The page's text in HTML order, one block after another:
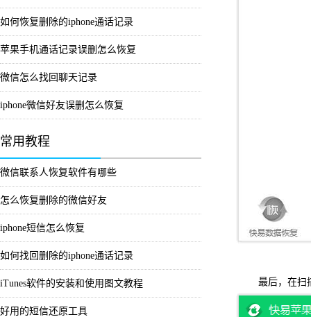
如何恢复删除的iphone通话记录
苹果手机通话记录误删怎么恢复
微信怎么找回聊天记录
iphone微信好友误删怎么恢复
常用教程
微信联系人恢复软件有哪些
怎么恢复删除的微信好友
iphone短信怎么恢复
如何找回删除的iphone通话记录
iTunes软件的安装和使用图文教程
好用的短信还原工具
最后，在扫